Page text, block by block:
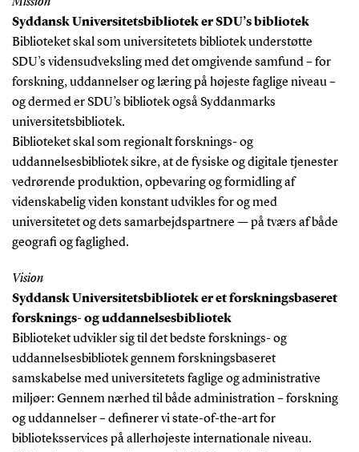
Syddansk Universitetsbibliotek er SDU’s bibliotek
Biblioteket skal som universitetets bibliotek understøtte
SDU’s vidensudveksling med det omgivende samfund – for
forskning, uddannelser og læring på højeste faglige niveau –
og dermed er SDU’s bibliotek også Syddanmarks
universitetsbibliotek.
Biblioteket skal som regionalt forsknings- og
uddannelsesbibliotek sikre, at de fysiske og digitale tjenester
vedrørende produktion, opbevaring og formidling af
videnskabelig viden konstant udvikles for og med
universitetet og dets samarbejdspartnere — på tværs af både
geografi og faglighed.
Vision
Syddansk Universitetsbibliotek er et forskningsbaseret
forsknings- og uddannelsesbibliotek
Biblioteket udvikler sig til det bedste forsknings- og
uddannelsesbibliotek gennem forskningsbaseret
samskabelse med universitetets faglige og administrative
miljøer: Gennem nærhed til både administration – forskning
og uddannelser – definerer vi state-of-the-art for
biblioteksservices på allerhøjeste internationale niveau.